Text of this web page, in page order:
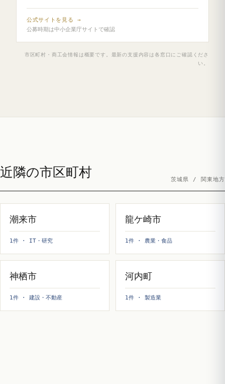
公式サイトを見る →
公募時期は中小企業庁サイトで確認
市区町村・商工会情報は概要です。最新の支援内容は各窓口にご確認くださ
い。
近隣の市区町村 茨城県 / 関東地方
潮来市
1件 · IT・研究
龍ケ崎市
1件 · 農業・食品
神栖市
1件 · 建設・不動産
河内町
1件 · 製造業